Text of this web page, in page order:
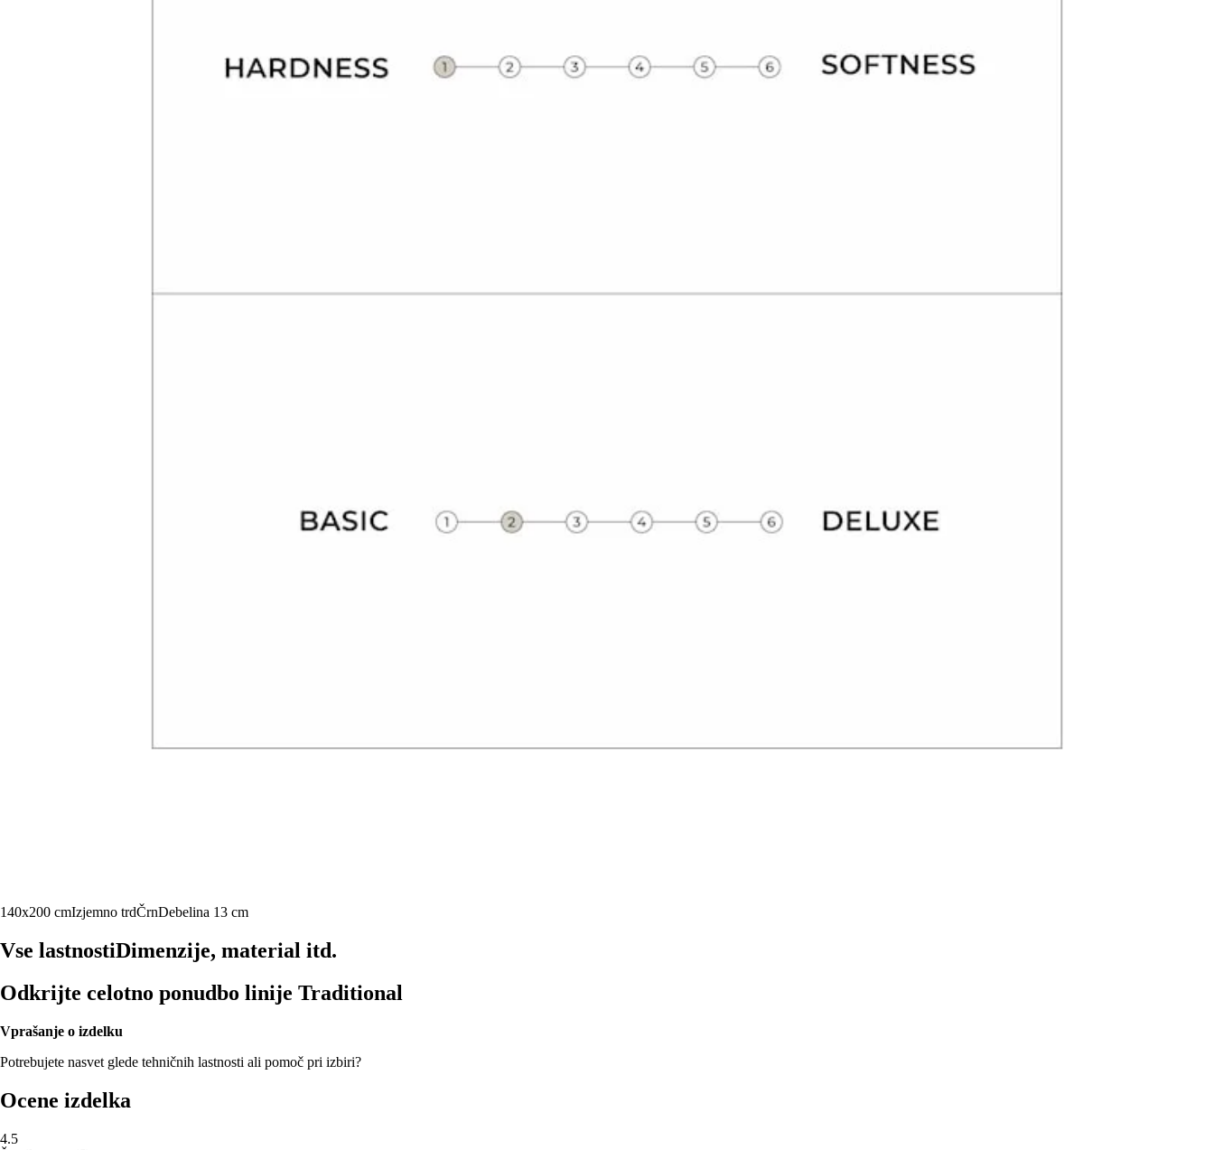
140x200 cmIzjemno trdČrnDebelina 13 cm
Vse lastnostiDimenzije, material itd.
Odkrijte celotno ponudbo linije Traditional
Vprašanje o izdelku
Potrebujete nasvet glede tehničnih lastnosti ali pomoč pri izbiri?
Ocene izdelka
4.5